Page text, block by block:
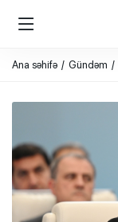
Ana səhifə Gündəm